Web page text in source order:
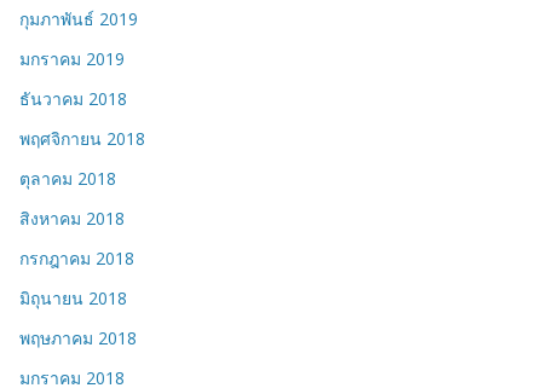
กุมภาพันธ์ 2019
มกราคม 2019
ธันวาคม 2018
พฤศจิกายน 2018
ตุลาคม 2018
สิงหาคม 2018
กรกฎาคม 2018
มิถุนายน 2018
พฤษภาคม 2018
มกราคม 2018